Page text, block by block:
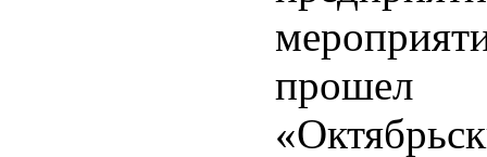
прошел